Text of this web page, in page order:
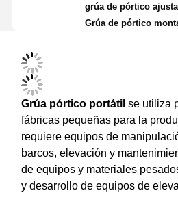
grúa de pórtico
Grúa de pórtico
Grúa pórtico portátil se utiliza
fábricas pequeñas para la
requiere equipos de
barcos, elevación y
de equipos y materiales
y desarrollo de equipos de